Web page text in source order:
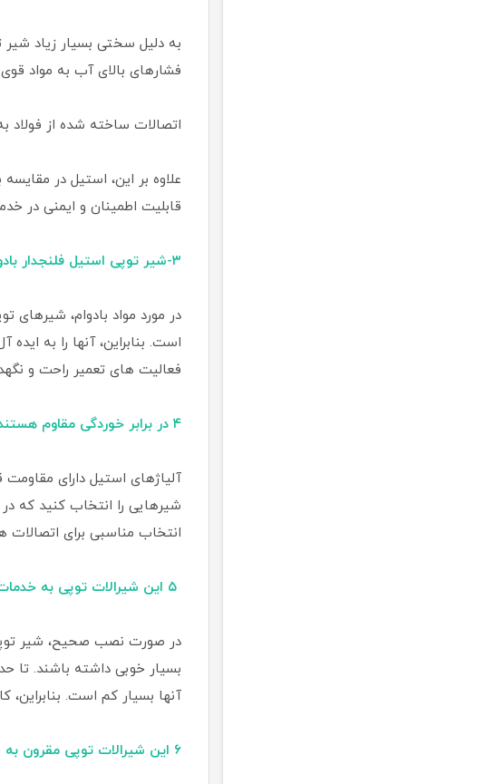
فشارهای بالای آب به مواد
اتصالات ساخته شده از فولاد
علاوه بر این، استیل در
قابلیت اطمینان و ایمنی در
۳-شیر توپی استیل فلنجدار بادوام هستند
است. بنابراین، آنها را به
فعالیت های تعمیر راحت و
۴ در برابر خوردگی مقاوم هستند
آلیاژهای استیل دارای
شیرهایی را انتخاب کنید که
انتخاب مناسبی برای اتصالات
بسیار خوبی داشته باشند. تا
آنها بسیار کم است.
۶ این شیرالات توپی مقرون به صرفه هستند